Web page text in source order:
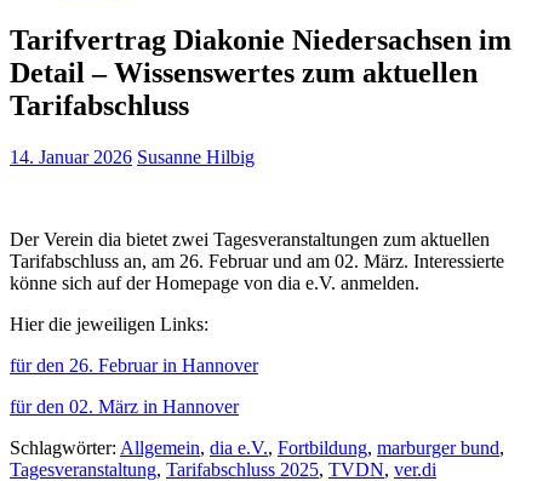
Tarifvertrag Diakonie Niedersachsen im
Detail – Wissenswertes zum aktuellen
Tarifabschluss
14. Januar 2026 Susanne Hilbig
Der Verein dia bietet zwei Tagesveranstaltungen zum aktuellen
Tarifabschluss an, am 26. Februar und am 02. März. Interessierte
könne sich auf der Homepage von dia e.V. anmelden.
Hier die jeweiligen Links:
für den 26. Februar in Hannover
für den 02. März in Hannover
Schlagwörter: Allgemein, dia e.V., Fortbildung, marburger bund,
Tagesveranstaltung, Tarifabschluss 2025, TVDN, ver.di